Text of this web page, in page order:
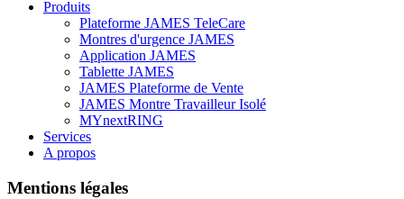
Produits
Plateforme JAMES TeleCare
Montres d'urgence JAMES
Application JAMES
Tablette JAMES
JAMES Plateforme de Vente
JAMES Montre Travailleur Isolé
MYnextRING
Services
A propos
Mentions légales